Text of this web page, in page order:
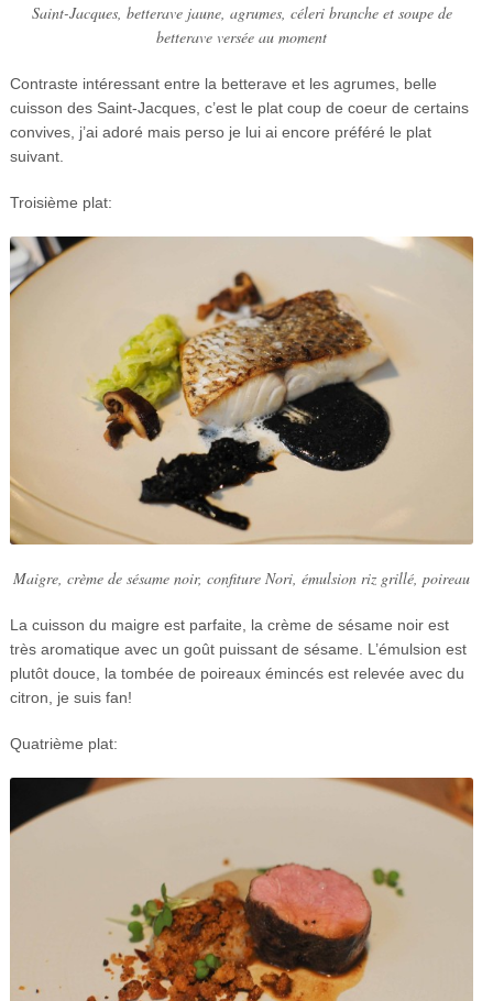
Saint-Jacques, betterave jaune, agrumes, céleri branche et soupe de
betterave versée au moment
Contraste intéressant entre la betterave et les agrumes, belle
cuisson des Saint-Jacques, c’est le plat coup de coeur de certains
convives, j’ai adoré mais perso je lui ai encore préféré le plat
suivant.
Troisième plat:
Maigre, crème de sésame noir, confiture Nori, émulsion riz grillé, poireau
La cuisson du maigre est parfaite, la crème de sésame noir est
très aromatique avec un goût puissant de sésame. L’émulsion est
plutôt douce, la tombée de poireaux émincés est relevée avec du
citron, je suis fan!
Quatrième plat: